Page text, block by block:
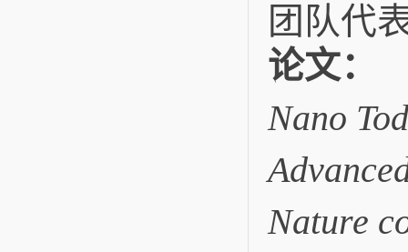
团队代
论文：
Nano
Nature